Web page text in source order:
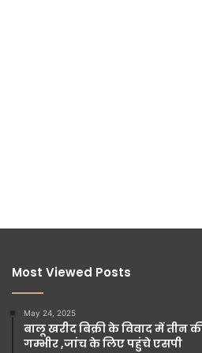
Most Viewed Posts
May 24, 2025
बालू खरीद बिक्री के विवाद में तीन
गम्भीर ,जांच के लिए पहुंचे एसपी